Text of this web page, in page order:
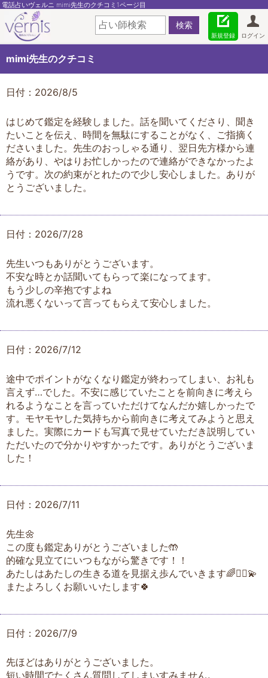
電話占いヴェルニ mimi先生のクチコミ1ページ目
ログイン
新規登録
mimi先生のクチコミ
日付：2026/8/5
はじめて鑑定を経験しました。話を聞いてくださり、聞き
たいことを伝え、時間を無駄にすることがなく、ご指摘く
ださいました。先生のおっしゃる通り、翌日先方様から連
絡があり、やはりお忙しかったので連絡ができなかったよ
うです。次の約束がとれたので少し安心しました。ありが
とうございました。
日付：2026/7/28
先生いつもありがとうございます。
不安な時とか話聞いてもらって楽になってます。
もう少しの辛抱ですよね
流れ悪くないって言ってもらえて安心しました。
日付：2026/7/12
途中でポイントがなくなり鑑定が終わってしまい、お礼も
言えず…でした。不安に感じていたことを前向きに考えら
れるようなことを言っていただけてなんだか嬉しかったで
す。モヤモヤした気持ちから前向きに考えてみようと思え
ました。実際にカードも写真で見せていただき説明してい
ただいたので分かりやすかったです。ありがとうございま
した！
日付：2026/7/11
先生🌼
この度も鑑定ありがとうございました🤲
的確な見立てにいつもながら驚きです！！
あたしはあたしの生きる道を見据え歩んでいきます🌈🧚‍♀️💫
またよろしくお願いいたします🍀
日付：2026/7/9
先ほどはありがとうございました。
短い時間でたくさん質問してしまいすみません。